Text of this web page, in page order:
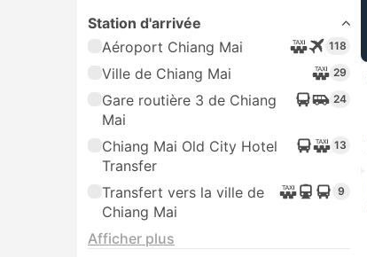
Station d'arrivée
Aéroport Chiang Mai
118
Ville de Chiang Mai 29
Gare routière 3 de Chiang
Mai
24
Chiang Mai Old City Hotel
Transfer
13
Transfert vers la ville de
Chiang Mai
9
Afficher plus